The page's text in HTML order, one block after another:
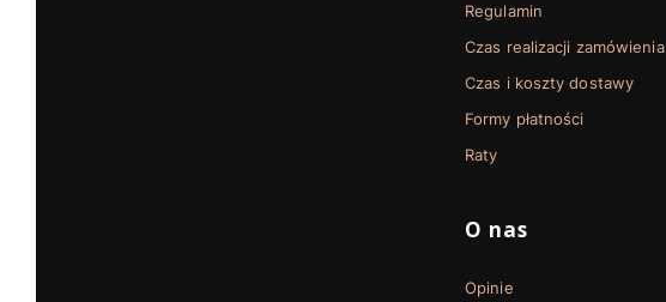
Regulamin
Czas realizacji zamówienia
Czas i koszty dostawy
Formy płatności
Raty
O nas
Opinie